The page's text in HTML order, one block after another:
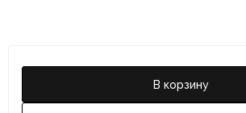
В корзину